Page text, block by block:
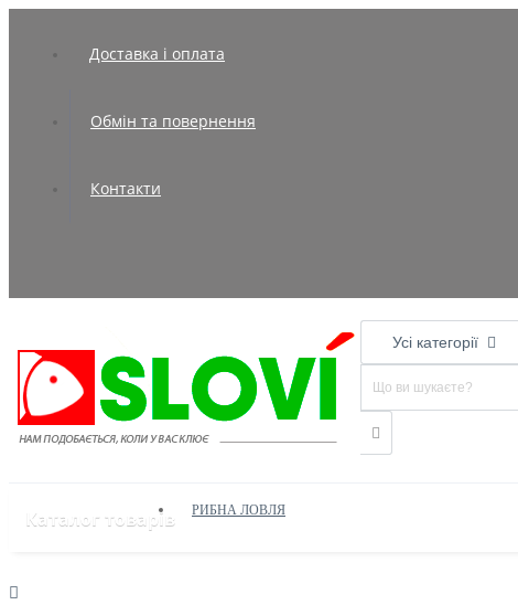
Доставка і оплата
Обмін та повернення
Контакти
Усі категорії
Каталог товарів РИБНА ЛОВЛЯ